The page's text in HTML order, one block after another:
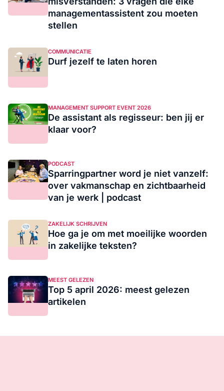
managementassistent zou moeten
stellen
COMMUNICATIE
Durf jezelf te laten horen
MANAGEMENT SUPPORT EVENT 2026
De assistant als regisseur: ben jij er
klaar voor?
PODCAST
Sparringpartner word je niet vanzelf:
over vakmanschap en zichtbaarheid
van je werk | podcast
ZAKELIJK SCHRIJVEN
Hoe ga je om met moeilijke woorden
in zakelijke teksten?
MEEST GELEZEN
Top 5 april 2026: meest gelezen
artikelen